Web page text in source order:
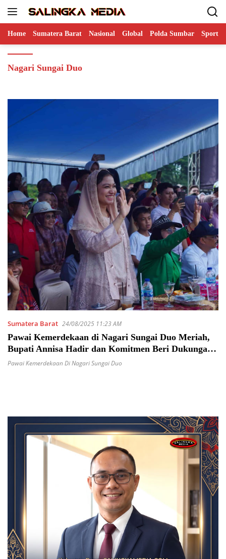
Home Sumatera Barat Nasional Global Polda Sumbar Sports
Nagari Sungai Duo
Sumatera Barat 24/08/2025 11:23 AM
Pawai Kemerdekaan di Nagari Sungai Duo Meriah,
Bupati Annisa Hadir dan Komitmen Beri Dukungan
Lebih
Pawai Kemerdekaan Di Nagari Sungai Duo